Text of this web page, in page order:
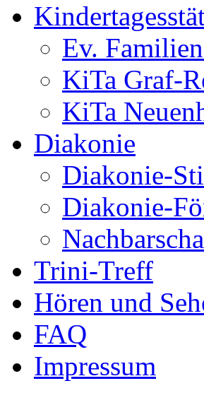
Ev.
KiTa Graf-
KiTa
Diakonie
Diakonie-
Diakonie-
Trini-Treff
Hören und
FAQ
Impressum